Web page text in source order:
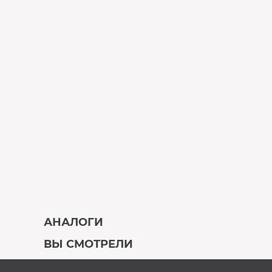
АНАЛОГИ
ВЫ СМОТРЕЛИ